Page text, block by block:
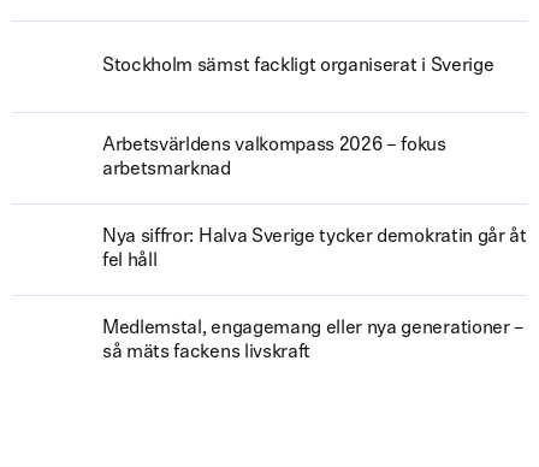
Stockholm sämst fackligt organiserat i Sverige
Arbetsvärldens valkompass 2026 – fokus
arbetsmarknad
Nya siffror: Halva Sverige tycker demokratin går åt
fel håll
Medlemstal, engagemang eller nya generationer –
så mäts fackens livskraft